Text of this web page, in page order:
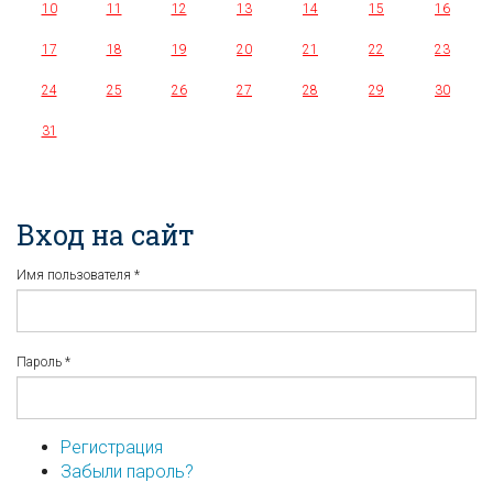
10 11 12 13 14 15 16
17 18 19 20 21 22 23
24 25 26 27 28 29 30
31
Вход на сайт
Имя пользователя *
Пароль *
Регистрация
Забыли пароль?